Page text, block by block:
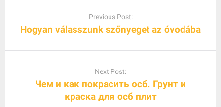
n
Previous Post:
Hogyan válasszunk szőnyeget az óvodába
Next Post:
Чем и как покрасить осб. Грунт и
краска для осб плит